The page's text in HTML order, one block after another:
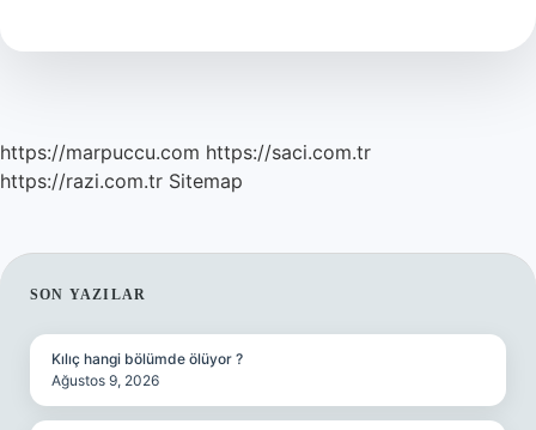
https://marpuccu.com https://saci.com.tr
https://razi.com.tr Sitemap
SIDEBAR
SON YAZILAR
Kılıç hangi bölümde ölüyor ?
Ağustos 9, 2026